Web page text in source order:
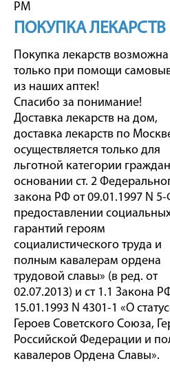
PM
ПОКУПКА ЛЕКАРСТВ
Покупка лекарств возможна
только при помощи
из наших аптек!
Спасибо за понимание!
Доставка лекарств на дом,
доставка лекарств по
осуществляется только для
льготной категории
основании ст. 2
закона РФ от 09.01.1997 N
предоставлении
гарантий героям
социалистического труда и
полным кавалерам ордена
трудовой славы» (в ред. от
02.07.2013) и ст 1.1 Закона
15.01.1993 N 4301-1 «О
Героев Советского Союза,
Российской Федерации и
кавалеров Ордена Славы».